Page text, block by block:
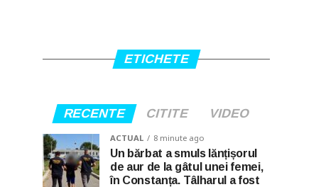
ETICHETE
RECENTE CITITE VIDEO
ACTUAL 8 minute ago
Un bărbat a smuls lănțișorul
de aur de la gâtul unei femei,
în Constanța. Tâlharul a fost